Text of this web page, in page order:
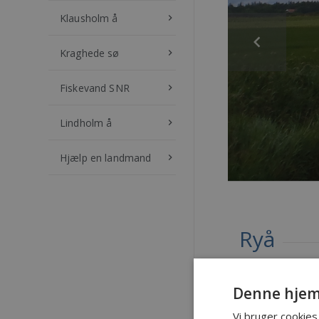
Klausholm å keyboard_arrow_right
Kraghede sø keyboard_arrow_right
Fiskevand SNR keyboard_arrow_right
Lindholm å keyboard_arrow_right
Hjælp en landmand keyboard_arrow_right
Ryå
Brønderslev
Stavadvej ved
fiskevand).
Denne
Vi bruger